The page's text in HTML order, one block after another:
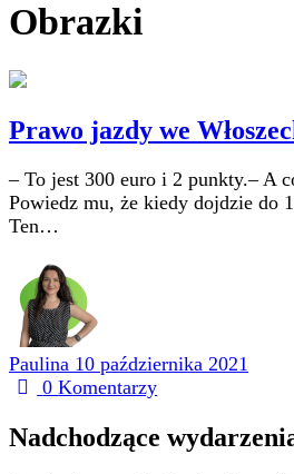
Obrazki
Prawo jazdy we
– To jest 300 euro i 2 punkty.– A
Powiedz mu, że kiedy dojdzie do
Ten…
Paulina 10 października 2021
0Komentarzy
Nadchodzące